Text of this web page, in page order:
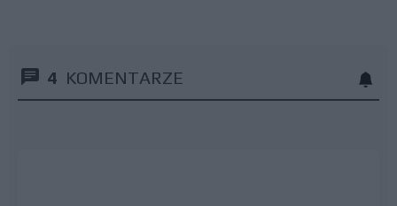
4 KOMENTARZE